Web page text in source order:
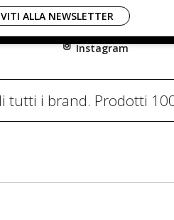
Spedizione
Instagram
tutti i brand. Prodotti
ALLA NEWSLETTER